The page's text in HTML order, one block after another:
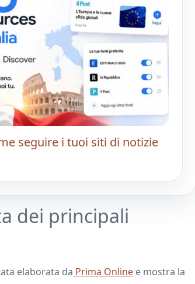
seguire i tuoi siti di notizie
dei principali
elaborata da Prima Online e mostra la